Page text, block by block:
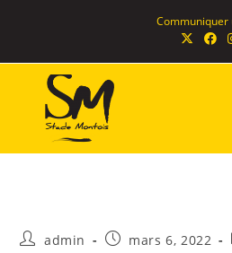
Communiquer
admin mars 6, 2022